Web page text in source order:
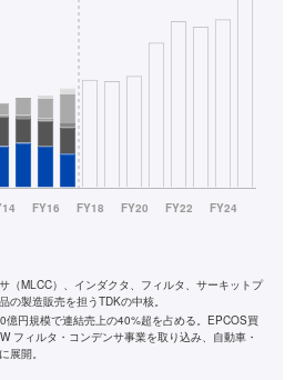
（MLCC）、インダクタ、フィルタ、サーキットプ
の製造販売を担うTDKの中核。
円規模で連結売上の40%超を占める。EPCOS買
フィルタ・コンデンサ事業を取り込み、自動車・
展開。